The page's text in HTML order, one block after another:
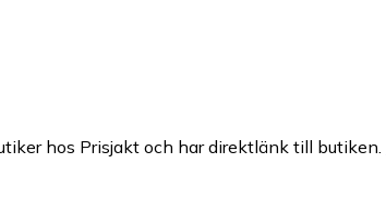
hos Prisjakt och har direktlänk till butiken.